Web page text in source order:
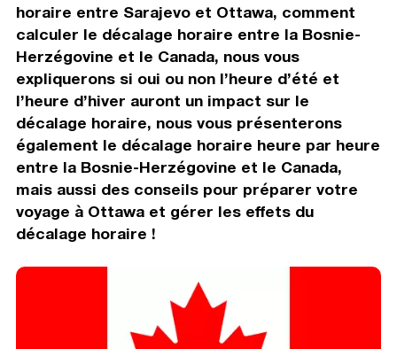
horaire entre Sarajevo et Ottawa, comment
calculer le décalage horaire entre la Bosnie-
Herzégovine et le Canada, nous vous
expliquerons si oui ou non l’heure d’été et
l’heure d’hiver auront un impact sur le
décalage horaire, nous vous présenterons
également le décalage horaire heure par heure
entre la Bosnie-Herzégovine et le Canada,
mais aussi des conseils pour préparer votre
voyage à Ottawa et gérer les effets du
décalage horaire !